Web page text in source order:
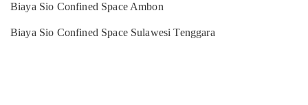
Biaya Sio Confined Space Ambon
Biaya Sio Confined Space Sulawesi Tenggara